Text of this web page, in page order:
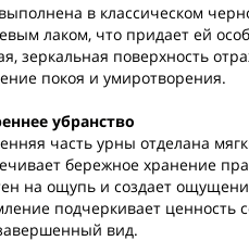
в классическом
лаком, что придает ей
зеркальная поверхность
покоя и умиротворения.
убранство
часть урны отделана
бережное хранение
на ощупь и создает
подчеркивает ценность
вид.